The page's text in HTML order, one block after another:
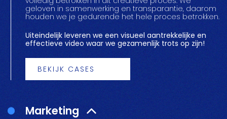
geloven in samenwerking en transparantie, daarom
houden we je gedurende het hele proces betrokken.
Uiteindelijk leveren we een visueel aantrekkelijke en
effectieve video waar we gezamenlijk trots op zijn!
BEKIJK CASES
Marketing